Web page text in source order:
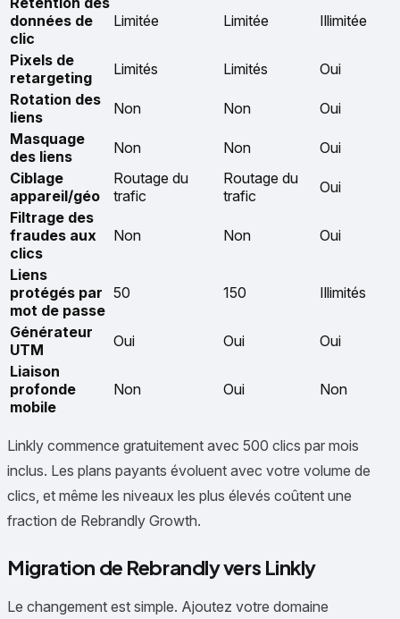
données de
clic
Limitée Limitée Illimitée
Pixels de
retargeting
Limités Limités
Oui
Rotation des
liens
Non Non
Oui
Masquage
des liens
Non Non
Oui
Ciblage
appareil/géo
Routage du
trafic
Routage du
trafic
Oui
Filtrage des
fraudes aux
clics
Non Non Oui
Liens
protégés par
mot de passe
50 150 Illimités
Générateur
UTM
Oui Oui
Oui
Liaison
profonde
mobile
Non Oui Non
Linkly commence gratuitement avec 500 clics par mois
inclus. Les plans payants évoluent avec votre volume de
clics, et même les niveaux les plus élevés coûtent une
fraction de Rebrandly Growth.
Migration de Rebrandly vers Linkly
Le changement est simple. Ajoutez votre domaine